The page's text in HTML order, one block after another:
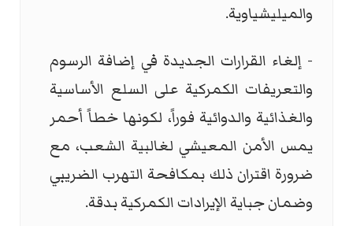
والميليشياوية.
- إلغاء القرارات الجديدة في إضافة الرسوم
والتعريفات الكمركية على السلع الأساسية
والغذائية والدوائية فوراً، لكونها خطاً أحمر
يمس الأمن المعيشي لغالبية الشعب، مع
ضرورة اقتران ذلك بمكافحة التهرب الضريبي
وضمان جباية الإيرادات الكمركية بدقة.